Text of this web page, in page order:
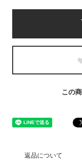
この
返品について